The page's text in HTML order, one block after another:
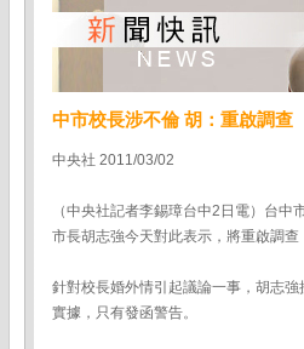
中市校長涉不倫 胡：重啟調查
中央社 2011/03/02
（中央社記者李錫璋台中2日電）台
市長胡志強今天對此表示，將重啟調查
針對校長婚外情引起議論一事，胡志
實據，只有發函警告。